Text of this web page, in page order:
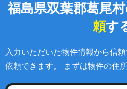
福島県双葉郡葛尾
頼す
入力いただいた物件情報から信
依頼できます。 まずは物件の住